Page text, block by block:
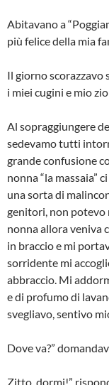
Abitavano a
più felice della mia
Il giorno scorazzavo
i miei cugini e mio
Al sopraggiungere
sedevamo tutti
grande con­fusione
nonna “la massaia”
una sorta di
genitori, non potevo
nonna allora veniva
in braccio e mi
sorridente mi
abbraccio. Mi
e di profumo di
svegliavo, sentivo
Dove va?”
Zitto, dormi!”